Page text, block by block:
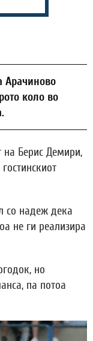
Арачиново
коло во
на Берис Демири,
со надеж дека
не ги реализира
но
па потоа